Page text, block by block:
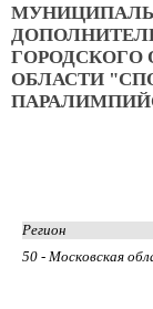
ГОРОДСКОГО
ОБЛАСТИ
Регион
50 - Московская